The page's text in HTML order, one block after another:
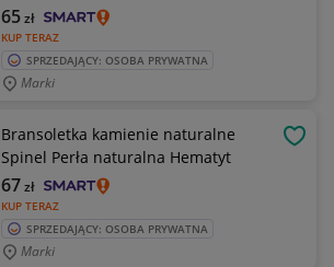
KUP TERAZ
65zł
SPRZEDAJĄCY: OSOBA PRYWATNA
Marki
Bransoletka kamienie naturalne
Spinel Perła naturalna Hematyt
KUP TERAZ
67zł
SPRZEDAJĄCY: OSOBA PRYWATNA
Marki